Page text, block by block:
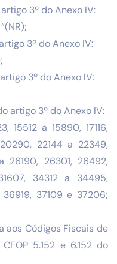
3º do Anexo IV:
3º do Anexo IV:
3º do Anexo IV:
artigo 3º do Anexo IV:
15512 a 15890, 17116,
22144 a 22349,
26190, 26301, 26492,
34312 a 34495,
37109 e 37206;
aos Códigos Fiscais de
5.152 e 6.152 do